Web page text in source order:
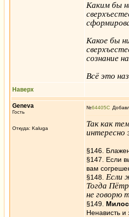
Каким бы
Какое бы
сознание
Всё это
Наверх
Genеva
Гость
Откуда: Kaluga
№64405
Так как
интересно
§146.
§147. Если
вам
§148. Если
Тогда
не говорю
§149.
Ненависть